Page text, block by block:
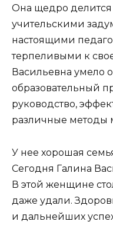
Она щедро
учительскими
настоящими
терпеливыми к
Васильевна умело
образовательный
руководство,
различные методы
У нее хорошая
Сегодня Галина
В этой женщине
даже удали.
и дальнейших